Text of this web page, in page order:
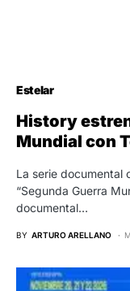
Estelar
History
Mundial con
La serie documental
“Segunda Guerra
documental…
BY ARTURO ARELLANO